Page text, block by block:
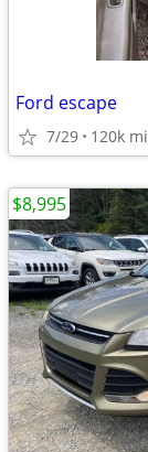
Ford escape
7/29 120k mi
$8,995